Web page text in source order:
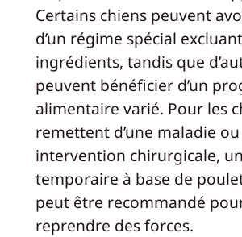
Certains chiens peuvent
d’un régime spécial
ingrédients, tandis que
peuvent bénéficier d’un
alimentaire varié. Pour les
remettent d’une maladie ou
intervention chirurgicale,
temporaire à base de
peut être recommandé
reprendre des forces.